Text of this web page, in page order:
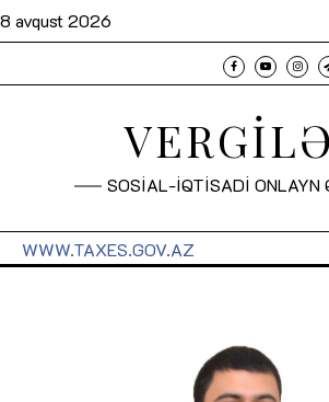
8 avqust 2026
SOSİAL-İQTİSADİ ONLAYN
WWW.TAXES.GOV.AZ